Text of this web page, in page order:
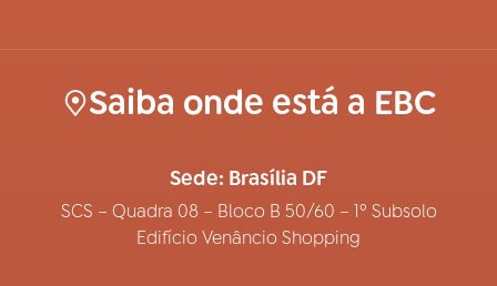
Saiba onde está a EBC
Sede: Brasília DF
SCS – Quadra 08 – Bloco B 50/60 – 1º Subsolo
Edifício Venâncio Shopping